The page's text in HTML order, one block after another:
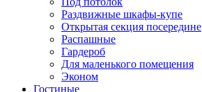
Раздвижные шкафы-купе
Открытая секция посередине
Распашные
Гардероб
Для маленького помещения
Эконом
Гостиные